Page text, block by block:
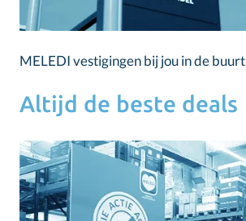
MELEDI vestigingen bij jou in de buurt
Altijd de beste deals